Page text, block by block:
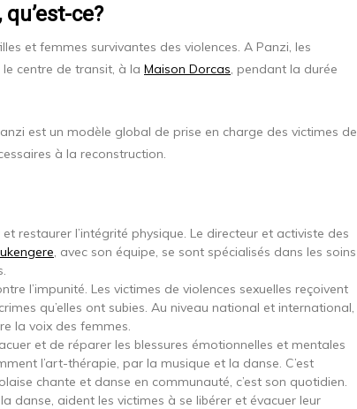
ce?
et femmes survivantes des violences. A Panzi, les
centre de transit, à la Maison Dorcas, pendant la durée
est un modèle global de prise en charge des victimes de
à la reconstruction.
restaurer l’intégrité physique. Le directeur et activiste des
, avec son équipe, se sont spécialisés dans les soins
l’impunité. Les victimes de violences sexuelles reçoivent
qu’elles ont subies. Au niveau national et international,
la voix des femmes.
et de réparer les blessures émotionnelles et mentales
l’art-thérapie, par la musique et la danse. C’est
chante et danse en communauté, c’est son quotidien.
danse, aident les victimes à se libérer et évacuer leur